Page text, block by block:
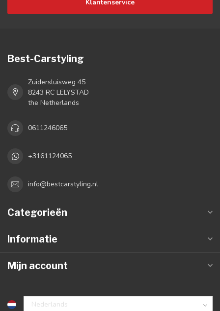
Klantenservice
Best-Carstyling
Zuidersluisweg 45
8243 RC LELYSTAD
the Netherlands
0611246065
+3161124065
info@bestcarstyling.nl
Categorieën
Informatie
Mijn account